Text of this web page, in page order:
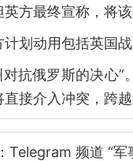
方最终宣称，将该
划动用包括英国战
抗俄罗斯的决心
接介入冲突，跨越
Telegram 频道 “军